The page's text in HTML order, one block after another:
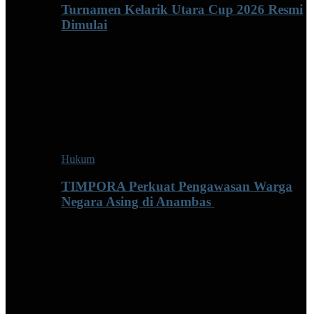
Turnamen Kelarik Utara Cup 2026 Resmi
Dimulai
Hukum
TIMPORA Perkuat Pengawasan Warga
Negara Asing di Anambas ‎